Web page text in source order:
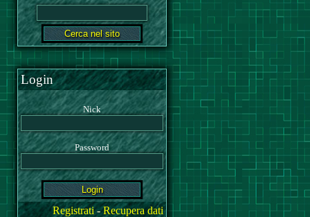
Login
Nick
Password
Registrati-Recupera dati